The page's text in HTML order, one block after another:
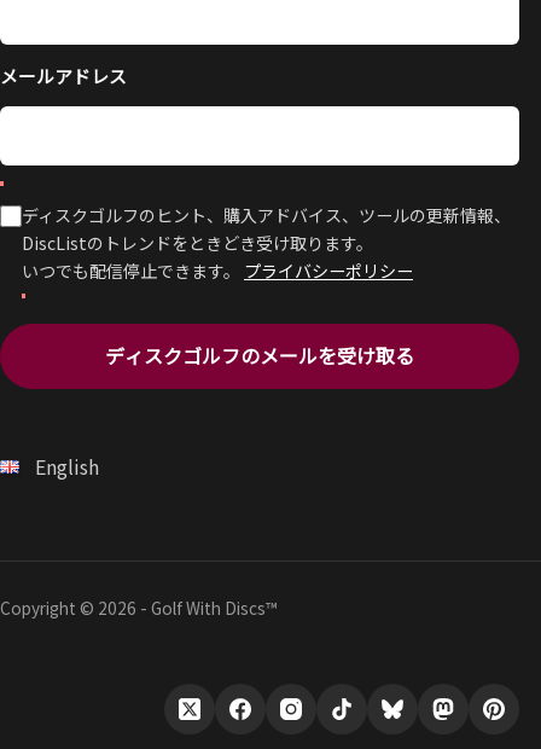
メールアドレス
ディスクゴルフのヒント、購入アドバイス、ツールの更新情報、
DiscListのトレンドをときどき受け取ります。
いつでも配信停止できます。 プライバシーポリシー
ディスクゴルフのメールを受け取る
English
Copyright © 2026 - Golf With Discs™